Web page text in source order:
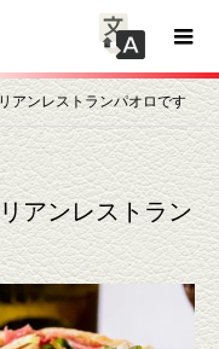
アンレストランパオロです
アンレストラン